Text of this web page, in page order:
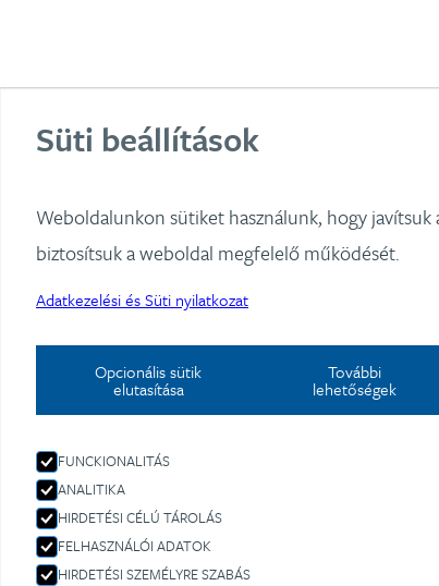
Süti beállítások
Weboldalunkon sütiket használunk, hogy javítsuk
biztosítsuk a weboldal megfelelő működését.
Adatkezelési és Süti nyilatkozat
Opcionális sütik
elutasítása
További
lehetőségek
FUNCKIONALITÁS
ANALITIKA
HIRDETÉSI CÉLÚ TÁROLÁS
FELHASZNÁLÓI ADATOK
HIRDETÉSI SZEMÉLYRE SZABÁS
Ehhez